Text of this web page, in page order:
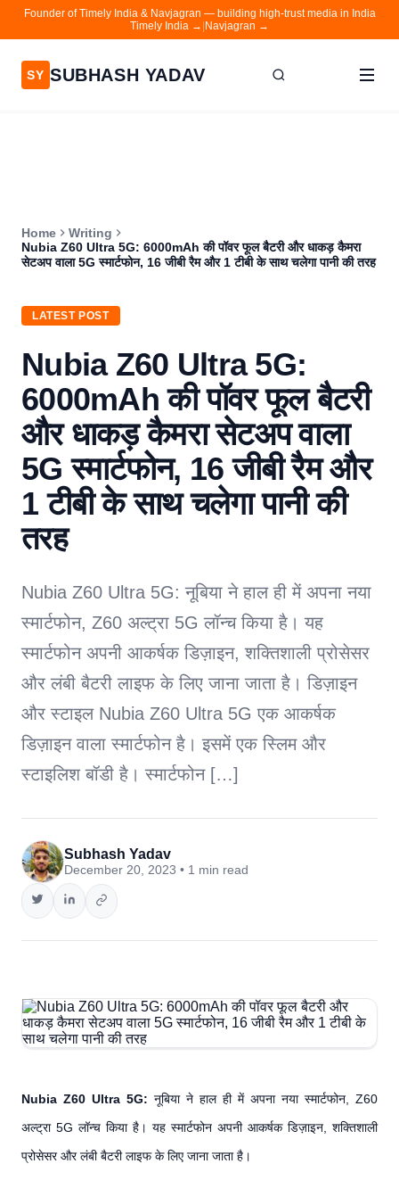
Founder of Timely India & Navjagran — building high-trust media in India
Timely India → Navjagran →
SY SUBHASH YADAV
Contact
Navjagran
Home
Writing
Nubia Z60 Ultra 5G: 6000mAh की पॉवर फूल बैटरी और धाकड़ कैमरा
सेटअप वाला 5G स्मार्टफोन, 16 जीबी रैम और 1 टीबी के साथ चलेगा पानी की तरह
LATEST POST
Nubia Z60 Ultra 5G:
6000mAh की पॉवर फूल बैटरी
और धाकड़ कैमरा सेटअप वाला
5G स्मार्टफोन, 16 जीबी रैम और
1 टीबी के साथ चलेगा पानी की
तरह
Nubia Z60 Ultra 5G: नूबिया ने हाल ही में अपना नया
स्मार्टफोन, Z60 अल्ट्रा 5G लॉन्च किया है। यह
स्मार्टफोन अपनी आकर्षक डिज़ाइन, शक्तिशाली प्रोसेसर
और लंबी बैटरी लाइफ के लिए जाना जाता है। डिज़ाइन
और स्टाइल Nubia Z60 Ultra 5G एक आकर्षक
डिज़ाइन वाला स्मार्टफोन है। इसमें एक स्लिम और
स्टाइलिश बॉडी है। स्मार्टफोन […]
Subhash Yadav
December 20, 2023 • 1 min read
Nubia Z60 Ultra 5G: नूबिया ने हाल ही में अपना नया स्मार्टफोन, Z60
अल्ट्रा 5G लॉन्च किया है। यह स्मार्टफोन अपनी आकर्षक डिज़ाइन, शक्तिशाली
प्रोसेसर और लंबी बैटरी लाइफ के लिए जाना जाता है।